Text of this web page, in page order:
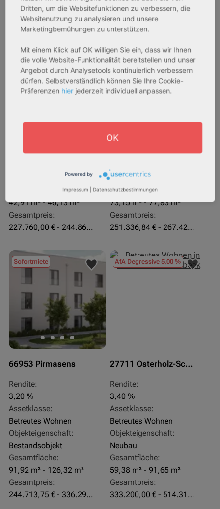
27711 Osterholz-Scharmbeck
Pflegeapartment
42,91 m² - 46,13 m²
Gesamtpreis:
227.760,00 € - 244.860,00 €
32469 Petershagen
Assetklasse:
Pflegeapartment
Bestandsobjekt
Gesamtfläche:
73,15 m² - 77,83 m²
Gesamtpreis:
251.336,84 € - 267.420,00 €
Sofortmiete
66953 Pirmasens
Rendite:
3,20 %
Assetklasse:
Betreutes Wohnen
Objekteigenschaft:
Bestandsobjekt
Gesamtfläche:
91,92 m² - 126,32 m²
Gesamtpreis:
244.713,75 € - 336.292 €
AfA Degressive 5,00 %
27711 Osterholz-Scharmbeck
Rendite:
3,40 %
Assetklasse:
Betreutes Wohnen
Objekteigenschaft:
Neubau
Gesamtfläche:
59,38 m² - 91,65 m²
Gesamtpreis:
333.200,00 € - 514.310,00 €
Dritten, um die Websitefunktionen zu verbessern, die
Websitenutzung zu analysieren und unsere
Marketingbemühungen zu unterstützen.
Mit einem Klick auf OK willigen Sie ein, dass wir Ihnen
die volle Website-Funktionalität bereitstellen und unser
Angebot durch Analysetools kontinuierlich verbessern
dürfen. Selbstverständlich können Sie Ihre Cookie-
Präferenzen hier jederzeit individuell anpassen.
OK
Powered by
Impressum Datenschutzbestimmungen